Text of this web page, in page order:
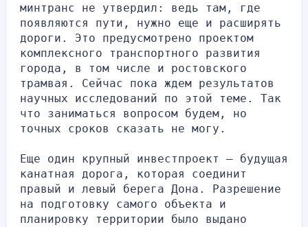
минтранс не утвердил: ведь там, где
появляются пути, нужно еще и расширять
дороги. Это предусмотрено проектом
комплексного транспортного развития
города, в том числе и ростовского
трамвая. Сейчас пока ждем результатов
научных исследований по этой теме. Так
что заниматься вопросом будем, но
точных сроков сказать не могу.
Еще один крупный инвестпроект – будущая
канатная дорога, которая соединит
правый и левый берега Дона. Разрешение
на подготовку самого объекта и
планировку территории было выдано